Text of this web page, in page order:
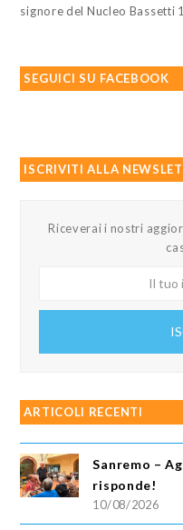
signore del Nucleo Bassetti
SEGUICI SU FACEBOOK
ISCRIVITI ALLA
Riceverai i nostri
ARTICOLI RECENTI
Sanremo –
risponde!
10/08/2026